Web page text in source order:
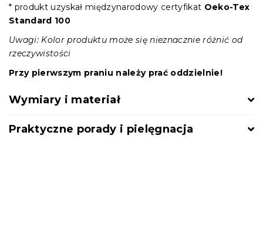
* produkt uzyskał międzynarodowy certyfikat Oeko-Tex
Standard 100
Uwagi: Kolor produktu może się nieznacznie różnić od
rzeczywistości
Przy pierwszym praniu należy prać oddzielnie!
Wymiary i materiał
Praktyczne porady i pielęgnacja